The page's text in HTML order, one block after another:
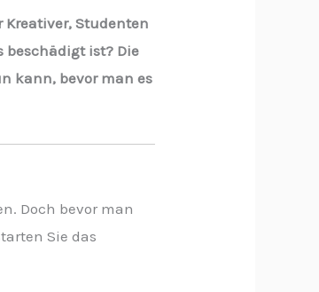
Kreativer, Studenten
beschädigt ist? Die
kann, bevor man es
Doch bevor man
Sie das